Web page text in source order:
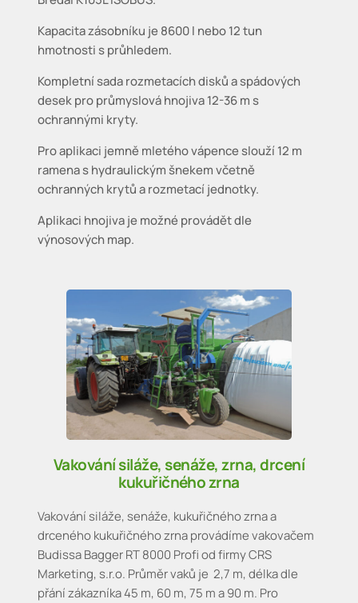
Kapacita zásobníku je 8600 l nebo 12 tun
hmotnosti s průhledem.
Kompletní sada rozmetacích disků a spádových
desek pro průmyslová hnojiva 12-36 m s
ochrannými kryty.
Pro aplikaci jemně mletého vápence slouží 12 m
ramena s hydraulickým šnekem včetně
ochranných krytů a rozmetací jednotky.
Aplikaci hnojiva je možné provádět dle
výnosových map.
Vakování siláže, senáže, zrna, drcení
kukuřičného zrna
Vakování siláže, senáže, kukuřičného zrna a
drceného kukuřičného zrna provádíme vakovačem
Budissa Bagger RT 8000 Profi od firmy CRS
Marketing, s.r.o. Průměr vaků je 2,7 m, délka dle
přání zákazníka 45 m, 60 m, 75 m a 90 m. Pro